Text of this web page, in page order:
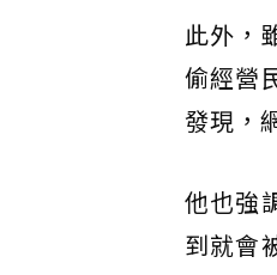
此外，
偷經營
發現，
他也強
到就會